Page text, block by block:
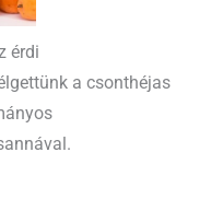
érdi
a csonthéjas